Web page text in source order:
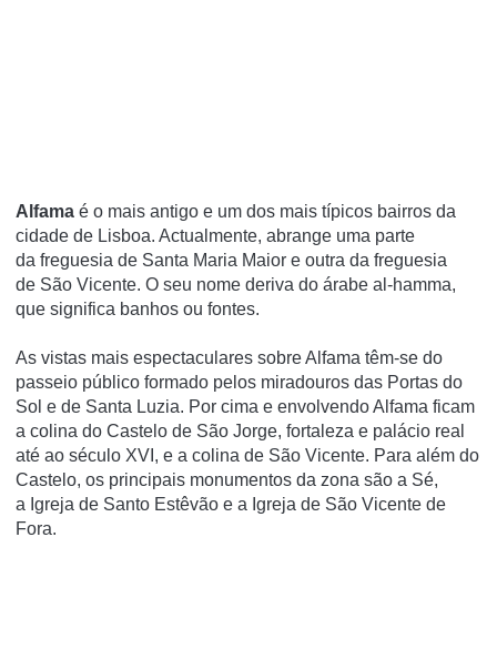
Alfama é o mais antigo e um dos mais típicos bairros da
cidade de Lisboa. Actualmente, abrange uma parte
da freguesia de Santa Maria Maior e outra da freguesia
de São Vicente. O seu nome deriva do árabe al-hamma,
que significa banhos ou fontes.
As vistas mais espectaculares sobre Alfama têm-se do
passeio público formado pelos miradouros das Portas do
Sol e de Santa Luzia. Por cima e envolvendo Alfama ficam
a colina do Castelo de São Jorge, fortaleza e palácio real
até ao século XVI, e a colina de São Vicente. Para além do
Castelo, os principais monumentos da zona são a Sé,
a Igreja de Santo Estêvão e a Igreja de São Vicente de
Fora.